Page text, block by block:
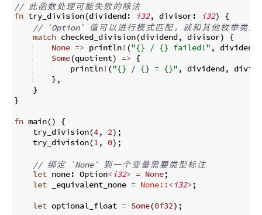
// 此函 数处理 可能失败的除法
fn try_division(dividend: i32, divisor: i32)
{
// `Option`
值 可 以进行模式匹配 ， 就和其 他枚 举类型
match checked_division(dividend, divisor)
{
None => println! ("{} / {} failed!" , dividend
Some(quotient) => {
    println
! ("{} / {} = {}" , dividend,
} ,
}
}
fn main()
{
    try_division
(4, 2) ;
    try_division
(1, 0) ;
// 绑定 `None` 到 一 个 变 量 需要类型标注
let none: Option<i32> = None;
let _equivalent_none = None::<i32> ;
let optional_float = Some(0f32) ;